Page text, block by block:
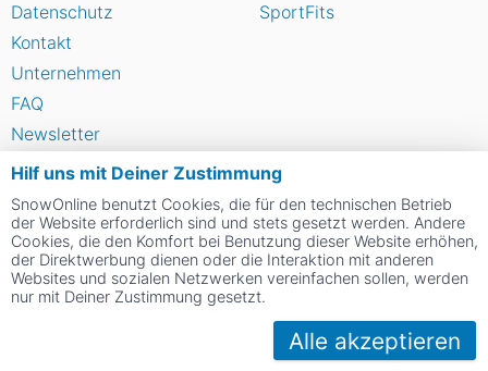
Hilf uns mit Deiner Zustimmung
SnowOnline benutzt Cookies, die für den technischen Betrieb
der Website erforderlich sind und stets gesetzt werden. Andere
Cookies, die den Komfort bei Benutzung dieser Website erhöhen,
der Direktwerbung dienen oder die Interaktion mit anderen
Websites und sozialen Netzwerken vereinfachen sollen, werden
nur mit Deiner Zustimmung gesetzt.
Alle akzeptieren
Datenschutz
Kontakt
Unternehmen
FAQ
Newsletter
Widget
Umfragen
Skigebiet bewerten
SportFits
Social Web